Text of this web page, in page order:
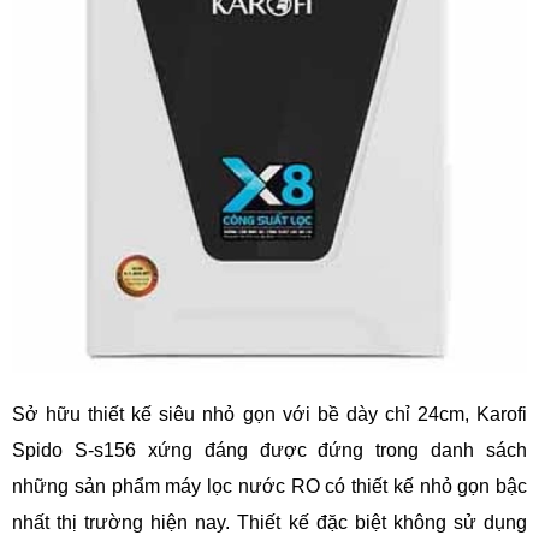
Sở hữu thiết kế siêu nhỏ gọn với bề dày chỉ 24cm, Karofi
Spido S-s156 xứng đáng được đứng trong danh sách
những sản phẩm máy lọc nước RO có thiết kế nhỏ gọn bậc
nhất thị trường hiện nay. Thiết kế đặc biệt không sử dụng